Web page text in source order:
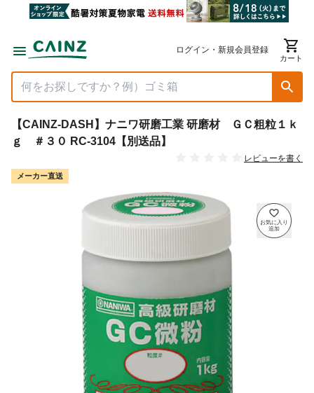
ログイン・新規会員登録
カート
【CAINZ-DASH】ナニワ研磨工業 研磨材 ＧＣ粗粒１ｋ
ｇ ＃３０ RC-3104【別送品】
レビューを書く
メーカー直送